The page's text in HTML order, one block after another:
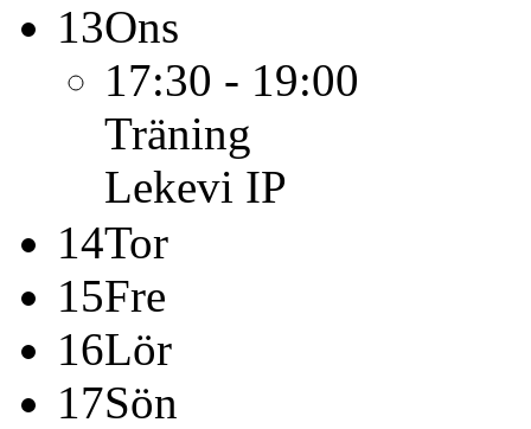
13Ons
17:30 - 19:00
Träning
Lekevi IP
14Tor
15Fre
16Lör
17Sön